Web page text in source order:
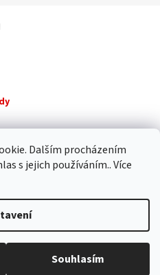
Dalším procházením
s jejich používáním.. Více
Souhlasím
Shoptet
. Všechna práva vyhrazena.